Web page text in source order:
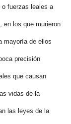
fuerzas leales a
en los que murieron
mayoría de ellos
precisión
que causan
vidas de la
las leyes de la